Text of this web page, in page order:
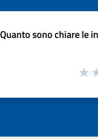
Quanto sono chiare le